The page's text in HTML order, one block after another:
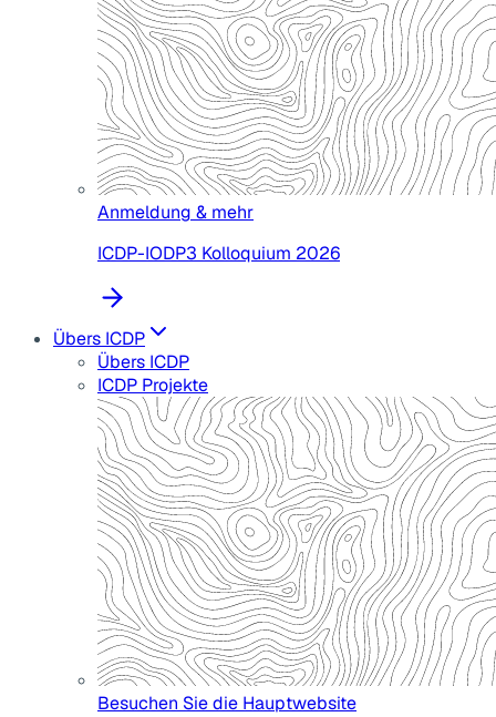
Anmeldung & mehr
ICDP-IODP3 Kolloquium 2026
Übers ICDP
Übers ICDP
ICDP Projekte
Besuchen Sie die Hauptwebsite